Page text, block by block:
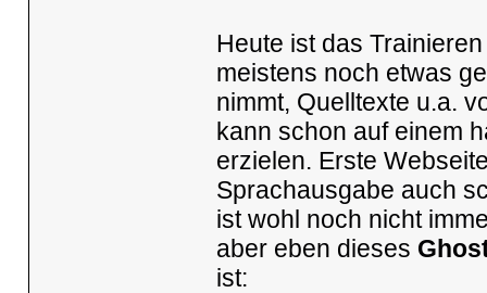
Heute ist das
meistens noch etwas
nimmt, Quelltexte u.a.
kann schon auf einem
erzielen. Erste
Sprachausgabe auch
ist wohl noch nicht
aber eben dieses
ist: